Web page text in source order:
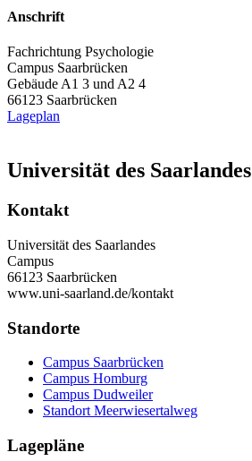
Anschrift
Fachrichtung Psychologie
Campus Saarbrücken
Gebäude A1 3 und A2 4
66123 Saarbrücken
Lageplan
Universität des Saarlandes
Kontakt
Universität des Saarlandes
Campus
66123 Saarbrücken
www.uni-saarland.de/kontakt
Standorte
Campus Saarbrücken
Campus Homburg
Campus Dudweiler
Standort Meerwiesertalweg
Lagepläne